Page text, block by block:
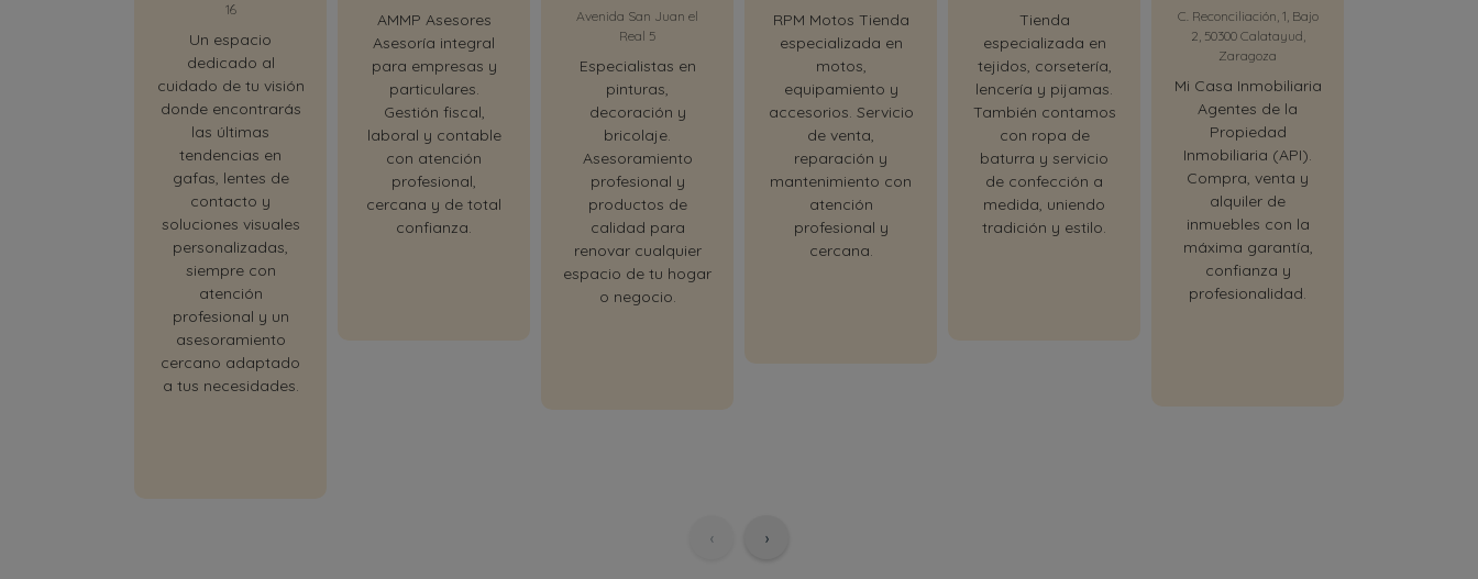
16
Un espacio
dedicado al
cuidado de tu visión
donde encontrarás
las últimas
tendencias en
gafas, lentes de
contacto y
soluciones visuales
personalizadas,
siempre con
atención
profesional y un
asesoramiento
cercano adaptado
a tus necesidades.
AMMP Asesores
Asesoría integral
para empresas y
particulares.
Gestión fiscal,
laboral y contable
con atención
profesional,
cercana y de total
confianza.
Avenida San Juan el
Real 5
Especialistas en
pinturas,
decoración y
bricolaje.
Asesoramiento
profesional y
productos de
calidad para
renovar cualquier
espacio de tu hogar
o negocio.
RPM Motos Tienda
especializada en
motos,
equipamiento y
accesorios. Servicio
de venta,
reparación y
mantenimiento con
atención
profesional y
cercana.
Tienda
especializada en
tejidos, corsetería,
lencería y pijamas.
También contamos
con ropa de
baturra y servicio
de confección a
medida, uniendo
tradición y estilo.
C. Reconciliación, 1, Bajo
2, 50300 Calatayud,
Zaragoza
Mi Casa Inmobiliaria
Agentes de la
Propiedad
Inmobiliaria (API).
Compra, venta y
alquiler de
inmuebles con la
máxima garantía,
confianza y
profesionalidad.
‹ ›